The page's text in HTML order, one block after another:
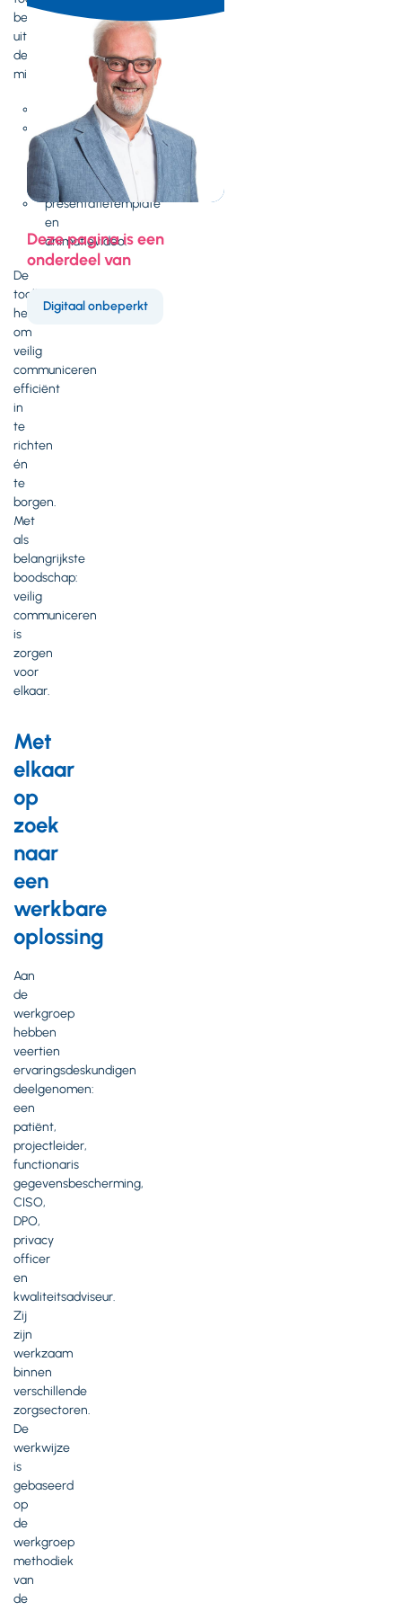
bestaat
uit
de
middelen;
implementatieroutekaart,
voorbeeld
werkwijze
veilig
communiceren,
presentatietemplate
en
animatievideo.
De
toolkit
helpt
om
veilig
communiceren
efficiënt
in
te
richten
én
te
borgen.
Met
als
belangrijkste
boodschap:
veilig
communiceren
is
zorgen
voor
elkaar.
Met
elkaar
op
zoek
naar
een
werkbare
oplossing
Aan
de
werkgroep
hebben
veertien
ervaringsdeskundigen
deelgenomen:
een
patiënt,
projectleider,
functionaris
gegevensbescherming,
CISO,
DPO,
privacy
officer
en
kwaliteitsadviseur.
Zij
zijn
werkzaam
binnen
verschillende
zorgsectoren.
De
werkwijze
is
gebaseerd
op
de
werkgroep
methodiek
van
de
Deze pagina is een
onderdeel van
Digitaal onbeperkt